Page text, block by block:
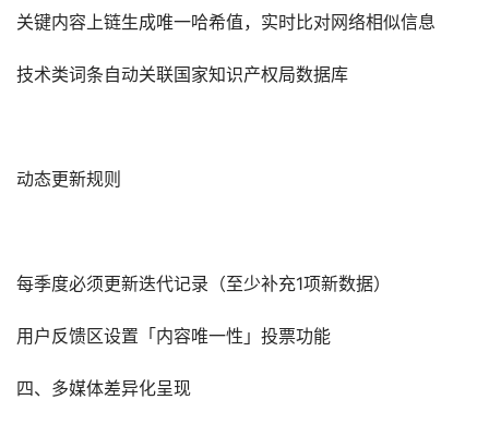
关键内容上链生成唯一哈希值，实时比对网络相似信息
技术类词条自动关联国家知识产权局数据库
动态更新规则‌
每季度必须更新迭代记录（至少补充1项新数据）
用户反馈区设置「内容唯一性」投票功能
四、多媒体差异化呈现